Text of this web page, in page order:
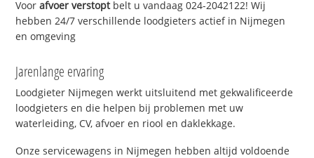
Voorafvoer verstoptbelt u vandaag 024-2042122! Wij
hebben 24/7 verschillende loodgieters actief in Nijmegen
en omgeving
Jarenlange ervaring
Loodgieter Nijmegen werkt uitsluitend met gekwalificeerde
loodgieters en die helpen bij problemen met uw
waterleiding, CV, afvoer en riool en daklekkage.
Onze servicewagens in Nijmegen hebben altijd voldoende